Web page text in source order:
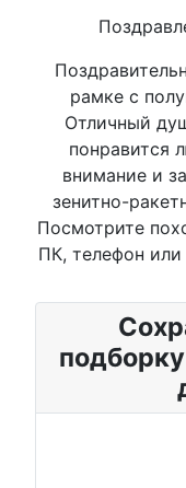
рамке с
Отличный
понравится
внимание и
зенитно-
Посмотрите
ПК, телефон или